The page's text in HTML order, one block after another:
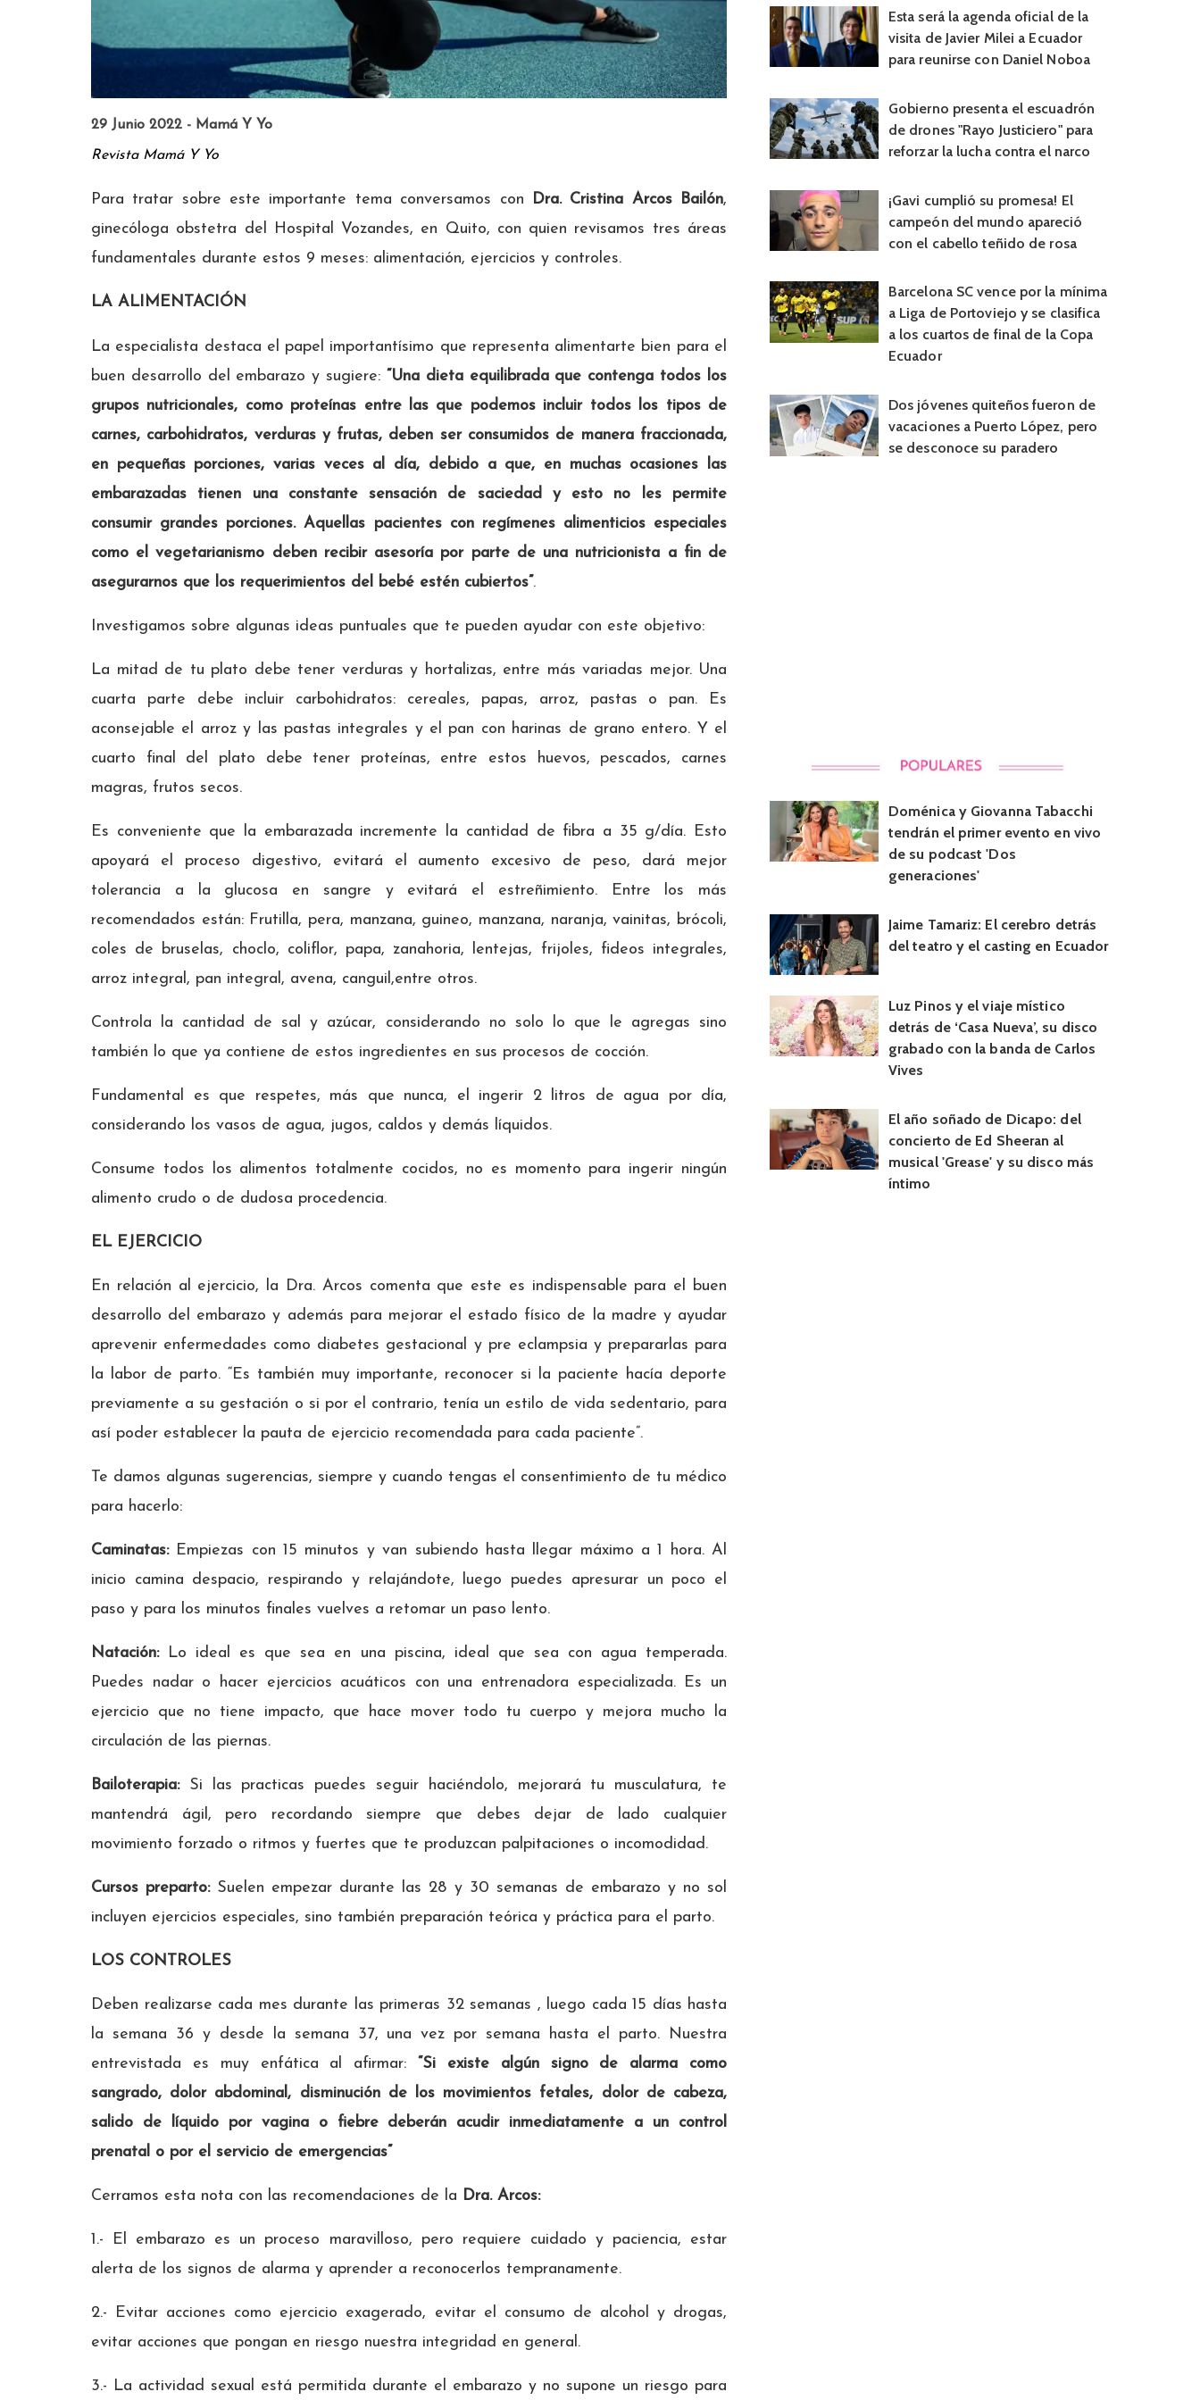
29 Junio 2022 - Mamá Y Yo
Revista Mamá Y Yo
Para tratar sobre este importante tema conversamos con Dra. Cristina Arcos Bailón,
ginecóloga obstetra del Hospital Vozandes, en Quito, con quien revisamos tres áreas
fundamentales durante estos 9 meses: alimentación, ejercicios y controles.
LA ALIMENTACIÓN
La especialista destaca el papel importantísimo que representa alimentarte bien para el
buen desarrollo del embarazo y sugiere: “Una dieta equilibrada que contenga todos los
grupos nutricionales, como proteínas entre las que podemos incluir todos los tipos de
carnes, carbohidratos, verduras y frutas, deben ser consumidos de manera fraccionada,
en pequeñas porciones, varias veces al día, debido a que, en muchas ocasiones las
embarazadas tienen una constante sensación de saciedad y esto no les permite
consumir grandes porciones. Aquellas pacientes con regímenes alimenticios especiales
como el vegetarianismo deben recibir asesoría por parte de una nutricionista a fin de
asegurarnos que los requerimientos del bebé estén cubiertos”.
Investigamos sobre algunas ideas puntuales que te pueden ayudar con este objetivo:
La mitad de tu plato debe tener verduras y hortalizas, entre más variadas mejor. Una
cuarta parte debe incluir carbohidratos: cereales, papas, arroz, pastas o pan. Es
aconsejable el arroz y las pastas integrales y el pan con harinas de grano entero. Y el
cuarto final del plato debe tener proteínas, entre estos huevos, pescados, carnes
magras, frutos secos.
Es conveniente que la embarazada incremente la cantidad de fibra a 35 g/día. Esto
apoyará el proceso digestivo, evitará el aumento excesivo de peso, dará mejor
tolerancia a la glucosa en sangre y evitará el estreñimiento. Entre los más
recomendados están: Frutilla, pera, manzana, guineo, manzana, naranja, vainitas, brócoli,
coles de bruselas, choclo, coliflor, papa, zanahoria, lentejas, frijoles, fideos integrales,
arroz integral, pan integral, avena, canguil,entre otros.
Controla la cantidad de sal y azúcar, considerando no solo lo que le agregas sino
también lo que ya contiene de estos ingredientes en sus procesos de cocción.
Fundamental es que respetes, más que nunca, el ingerir 2 litros de agua por día,
considerando los vasos de agua, jugos, caldos y demás líquidos.
Consume todos los alimentos totalmente cocidos, no es momento para ingerir ningún
alimento crudo o de dudosa procedencia.
EL EJERCICIO
En relación al ejercicio, la Dra. Arcos comenta que este es indispensable para el buen
desarrollo del embarazo y además para mejorar el estado físico de la madre y ayudar
aprevenir enfermedades como diabetes gestacional y pre eclampsia y prepararlas para
la labor de parto. “Es también muy importante, reconocer si la paciente hacía deporte
previamente a su gestación o si por el contrario, tenía un estilo de vida sedentario, para
así poder establecer la pauta de ejercicio recomendada para cada paciente”.
Te damos algunas sugerencias, siempre y cuando tengas el consentimiento de tu médico
para hacerlo:
Caminatas:Empiezas con 15 minutos y van subiendo hasta llegar máximo a 1 hora. Al
inicio camina despacio, respirando y relajándote, luego puedes apresurar un poco el
paso y para los minutos finales vuelves a retomar un paso lento.
Natación:
Lo ideal es que sea en una piscina, ideal que sea con agua temperada.
Puedes nadar o hacer ejercicios acuáticos con una entrenadora especializada. Es un
ejercicio que no tiene impacto, que hace mover todo tu cuerpo y mejora mucho la
circulación de las piernas.
Bailoterapia:Si las practicas puedes seguir haciéndolo, mejorará tu musculatura, te
mantendrá ágil, pero recordando siempre que debes dejar de lado cualquier
movimiento forzado o ritmos y fuertes que te produzcan palpitaciones o incomodidad.
Cursos preparto: Suelen empezar durante las 28 y 30 semanas de embarazo y no sol
incluyen ejercicios especiales, sino también preparación teórica y práctica para el parto.
LOS CONTROLES
Deben realizarse cada mes durante las primeras 32 semanas , luego cada 15 días hasta
la semana 36 y desde la semana 37, una vez por semana hasta el parto. Nuestra
entrevistada es muy enfática al afirmar: “Si existe algún signo de alarma como
sangrado, dolor abdominal, disminución de los movimientos fetales, dolor de cabeza,
salido de líquido por vagina o fiebre deberán acudir inmediatamente a un control
prenatal o por el servicio de emergencias”
Cerramos esta nota con las recomendaciones de la Dra. Arcos:
1.- El embarazo es un proceso maravilloso, pero requiere cuidado y paciencia, estar
alerta de los signos de alarma y aprender a reconocerlos tempranamente.
2.- Evitar acciones como ejercicio exagerado, evitar el consumo de alcohol y drogas,
evitar acciones que pongan en riesgo nuestra integridad en general.
3.- La actividad sexual está permitida durante el embarazo y no supone un riesgo para
Esta será la agenda oficial de la
visita de Javier Milei a Ecuador
para reunirse con Daniel Noboa
Gobierno presenta el escuadrón
de drones "Rayo Justiciero" para
reforzar la lucha contra el narco
¡Gavi cumplió su promesa! El
campeón del mundo apareció
con el cabello teñido de rosa
Barcelona SC vence por la mínima
a Liga de Portoviejo y se clasifica
a los cuartos de final de la Copa
Ecuador
Dos jóvenes quiteños fueron de
vacaciones a Puerto López, pero
se desconoce su paradero
Doménica y Giovanna Tabacchi
tendrán el primer evento en vivo
de su podcast 'Dos
generaciones'
Jaime Tamariz: El cerebro detrás
del teatro y el casting en Ecuador
Luz Pinos y el viaje místico
detrás de ‘Casa Nueva’, su disco
grabado con la banda de Carlos
Vives
El año soñado de Dicapo: del
concierto de Ed Sheeran al
musical 'Grease' y su disco más
íntimo